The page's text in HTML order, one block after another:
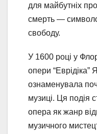
для майбутніх
смерть —
свободу.
У 1600 році у
опери
ознаменувала
музиці. Ця подія
опера як жанр
музичного